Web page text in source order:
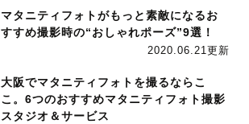
マタニティフォトがもっと素敵になるお
すすめ撮影時の“おしゃれポーズ”9選！
2020.06.21更新
大阪でマタニティフォトを撮るならこ
こ。6つのおすすめマタニティフォト撮影
スタジオ＆サービス